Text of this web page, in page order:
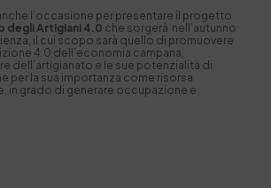
l’occasione per presentare il progetto
degli Artigiani 4.0 che sorgerà nell’autunno
il cui scopo sarà quello di promuovere
4.0 dell’economia campana,
dell’artigianato e le sue potenzialità di
per la sua importanza come risorsa
in grado di generare occupazione e